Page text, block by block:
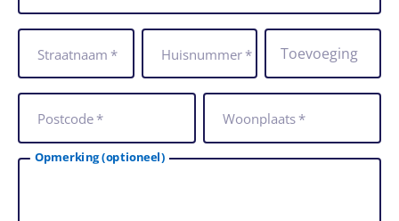
Straatnaam * Huisnummer *
Postcode * Woonplaats *
Opmerking(optioneel)